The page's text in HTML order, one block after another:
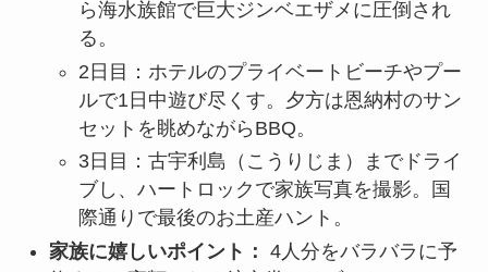
ら海水族館で巨大ジンベエザメに圧倒され
る。
2日目：ホテルのプライベートビーチやプー
ルで1日中遊び尽くす。夕方は恩納村のサン
セットを眺めながらBBQ。
3日目：古宇利島（こうりじま）までドライ
ブし、ハートロックで家族写真を撮影。国
際通りで最後のお土産ハント。
家族に嬉しいポイント： 4人分をバラバラに予